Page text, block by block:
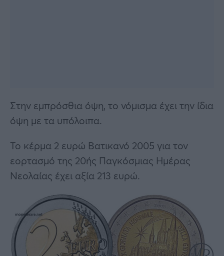
Στην εμπρόσθια όψη, το νόμισμα έχει την ίδια
όψη με τα υπόλοιπα.
Το κέρμα 2 ευρώ Βατικανό 2005 για τον
εορτασμό της 20ής Παγκόσμιας Ημέρας
Νεολαίας έχει αξία 213 ευρώ.